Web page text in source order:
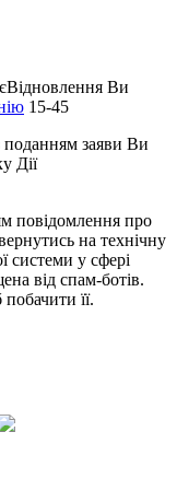
Ви
15-45
поданням заяви Ви
Дії
повідомлення про
на технічну
системи у сфері
від спам-ботів.
її.